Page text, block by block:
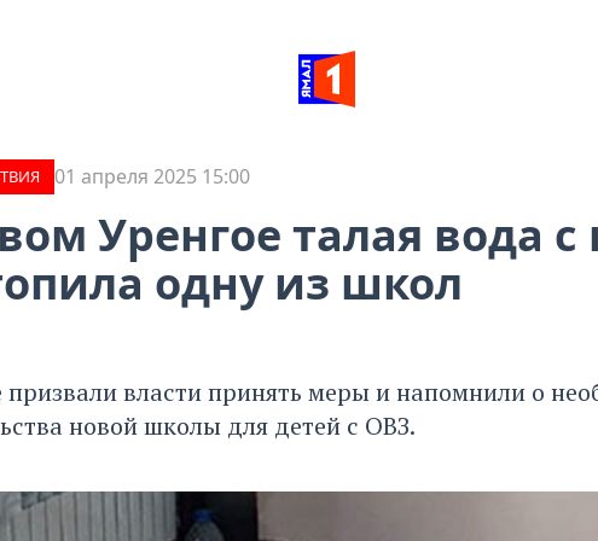
01 апреля 2025 15:00
Уренгое талая вода
одну из школ
призвали власти принять меры и напомнили о
новой школы для детей с ОВЗ.